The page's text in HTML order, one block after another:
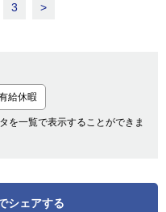
3 >
給休暇
を一覧で表示することができま
シェアする